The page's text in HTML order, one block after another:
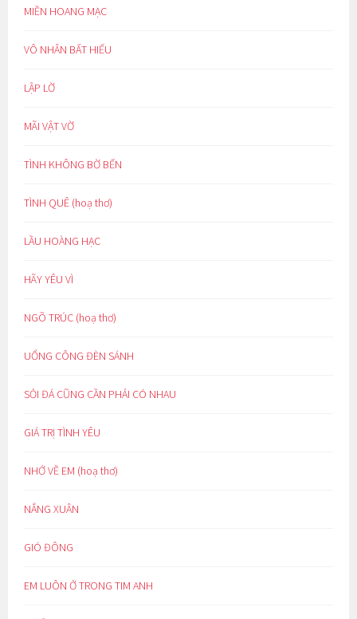
MIỀN HOANG MẠC
VÔ NHÂN BẤT HIẾU
LẬP LỜ
MÃI VẬT VỜ
TÌNH KHÔNG BỜ BẾN
TÌNH QUÊ (hoạ thơ)
LẦU HOÀNG HẠC
HÃY YÊU VÌ
NGÕ TRÚC (hoạ thơ)
UỔNG CÔNG ĐÈN SÁNH
SỎI ĐÁ CŨNG CẦN PHẢI CÓ NHAU
GIÁ TRỊ TÌNH YÊU
NHỚ VỀ EM (hoạ thơ)
NẮNG XUÂN
GIÓ ĐÔNG
EM LUÔN Ở TRONG TIM ANH